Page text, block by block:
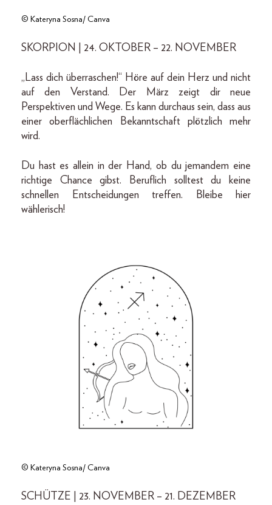
© Kateryna Sosna/ Canva
SKORPION | 24. OKTOBER – 22. NOVEMBER
„Lass dich überraschen!“ Höre auf dein Herz und nicht
auf den Verstand. Der März zeigt dir neue
Perspektiven und Wege. Es kann durchaus sein, dass aus
einer oberflächlichen Bekanntschaft plötzlich mehr
wird.
Du hast es allein in der Hand, ob du jemandem eine
richtige Chance gibst. Beruflich solltest du keine
schnellen Entscheidungen treffen. Bleibe hier
wählerisch!
© Kateryna Sosna/ Canva
SCHÜTZE | 23. NOVEMBER – 21. DEZEMBER